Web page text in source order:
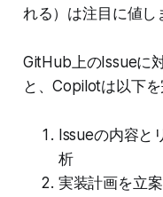
れる）は注目に値し
GitHub上のIssueに
と、Copilotは以下
Issueの内容と
析
実装計画を立案